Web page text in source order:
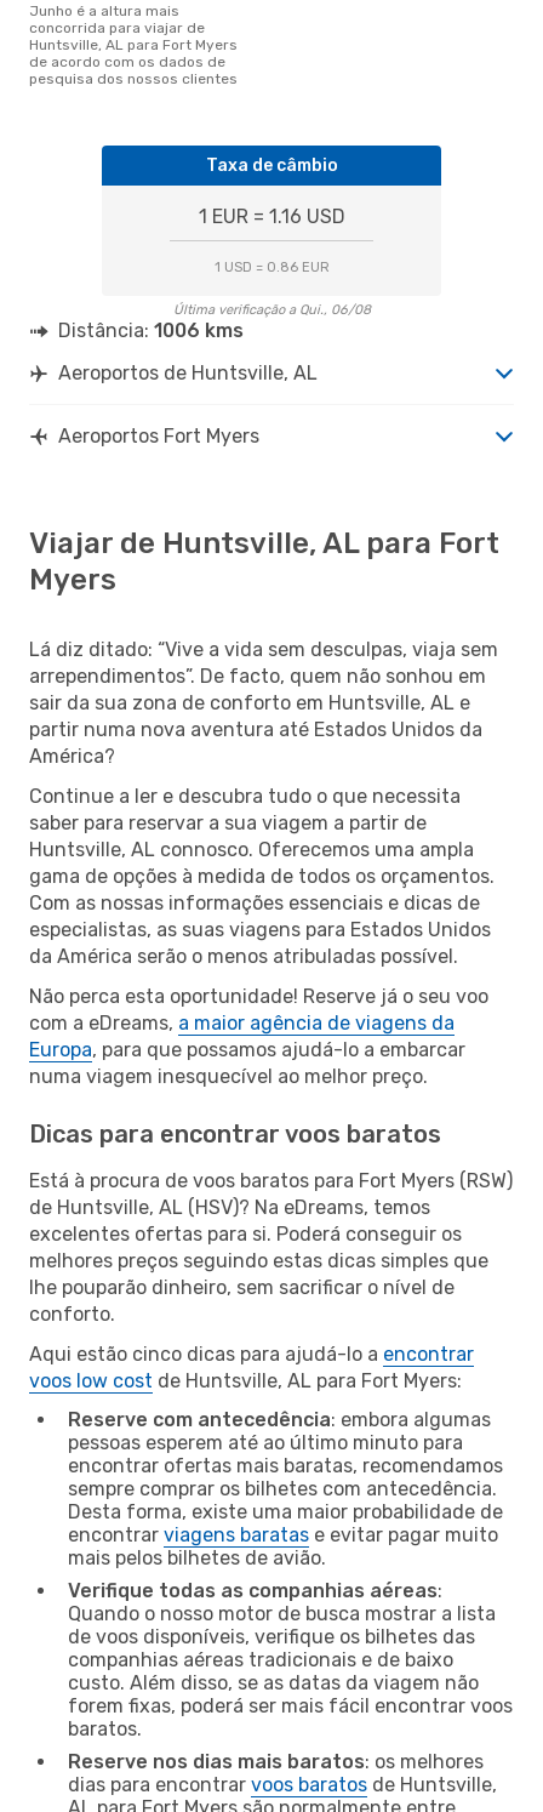
junho é a altura mais
concorrida para viajar de
Huntsville, AL para Fort Myers
de acordo com os dados de
pesquisa dos nossos clientes
Taxa de câmbio
1 EUR = 1.16 USD
1 USD = 0.86 EUR
Última verificação a Qui., 06/08
Distância: 1006 kms
Aeroportos de Huntsville, AL
Aeroportos Fort Myers
Viajar de Huntsville, AL para Fort
Myers
Lá diz ditado: “Vive a vida sem desculpas, viaja sem
arrependimentos”. De facto, quem não sonhou em
sair da sua zona de conforto em Huntsville, AL e
partir numa nova aventura até Estados Unidos da
América?
Continue a ler e descubra tudo o que necessita
saber para reservar a sua viagem a partir de
Huntsville, AL connosco. Oferecemos uma ampla
gama de opções à medida de todos os orçamentos.
Com as nossas informações essenciais e dicas de
especialistas, as suas viagens para Estados Unidos
da América serão o menos atribuladas possível.
Não perca esta oportunidade! Reserve já o seu voo
com a eDreams, a maior agência de viagens da
Europa, para que possamos ajudá-lo a embarcar
numa viagem inesquecível ao melhor preço.
Dicas para encontrar voos baratos
Está à procura de voos baratos para Fort Myers (RSW)
de Huntsville, AL (HSV)? Na eDreams, temos
excelentes ofertas para si. Poderá conseguir os
melhores preços seguindo estas dicas simples que
lhe pouparão dinheiro, sem sacrificar o nível de
conforto.
Aqui estão cinco dicas para ajudá-lo a encontrar
voos low cost de Huntsville, AL para Fort Myers:
Reserve com antecedência: embora algumas
pessoas esperem até ao último minuto para
encontrar ofertas mais baratas, recomendamos
sempre comprar os bilhetes com antecedência.
Desta forma, existe uma maior probabilidade de
encontrar viagens baratas e evitar pagar muito
mais pelos bilhetes de avião.
Verifique todas as companhias aéreas:
Quando o nosso motor de busca mostrar a lista
de voos disponíveis, verifique os bilhetes das
companhias aéreas tradicionais e de baixo
custo. Além disso, se as datas da viagem não
forem fixas, poderá ser mais fácil encontrar voos
baratos.
Reserve nos dias mais baratos: os melhores
dias para encontrar voos baratos de Huntsville,